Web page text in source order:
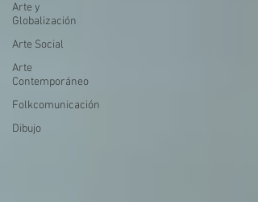
Arte y
Globalización
Arte Social
Arte
Contemporáneo
Folkcomunicación
Dibujo